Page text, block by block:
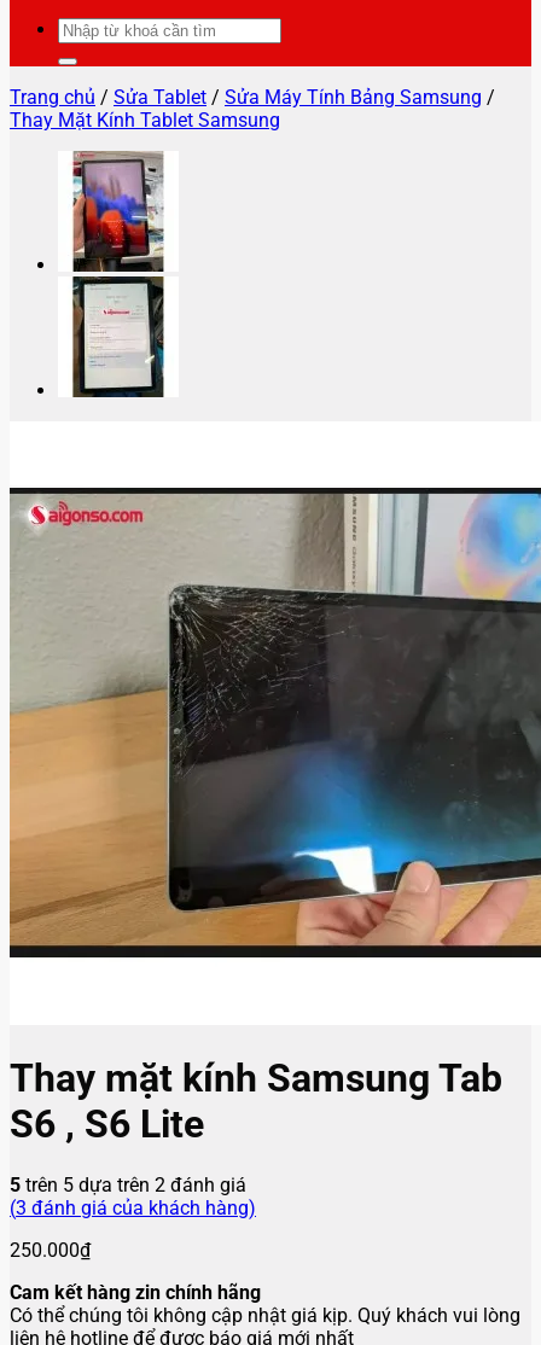
Tìm
kiếm:
Trang chủ / Sửa Tablet / Sửa Máy Tính Bảng Samsung /
Thay Mặt Kính Tablet Samsung
Thay mặt kính Samsung Tab
S6 , S6 Lite
5 trên 5 dựa trên 2 đánh giá
(3 đánh giá của khách hàng)
250.000₫
Cam kết hàng zin chính hãng
Có thể chúng tôi không cập nhật giá kịp. Quý khách vui lòng
liên hệ hotline để được báo giá mới nhất